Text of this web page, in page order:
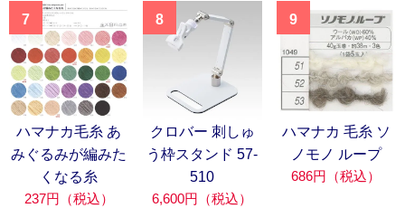
7
ハマナカ毛糸 あ
みぐるみが編みた
くなる糸
237円（税込）
8
クロバー 刺しゅ
う枠スタンド 57-
510
6,600円（税込）
9
ハマナカ 毛糸 ソ
ノモノ ループ
686円（税込）